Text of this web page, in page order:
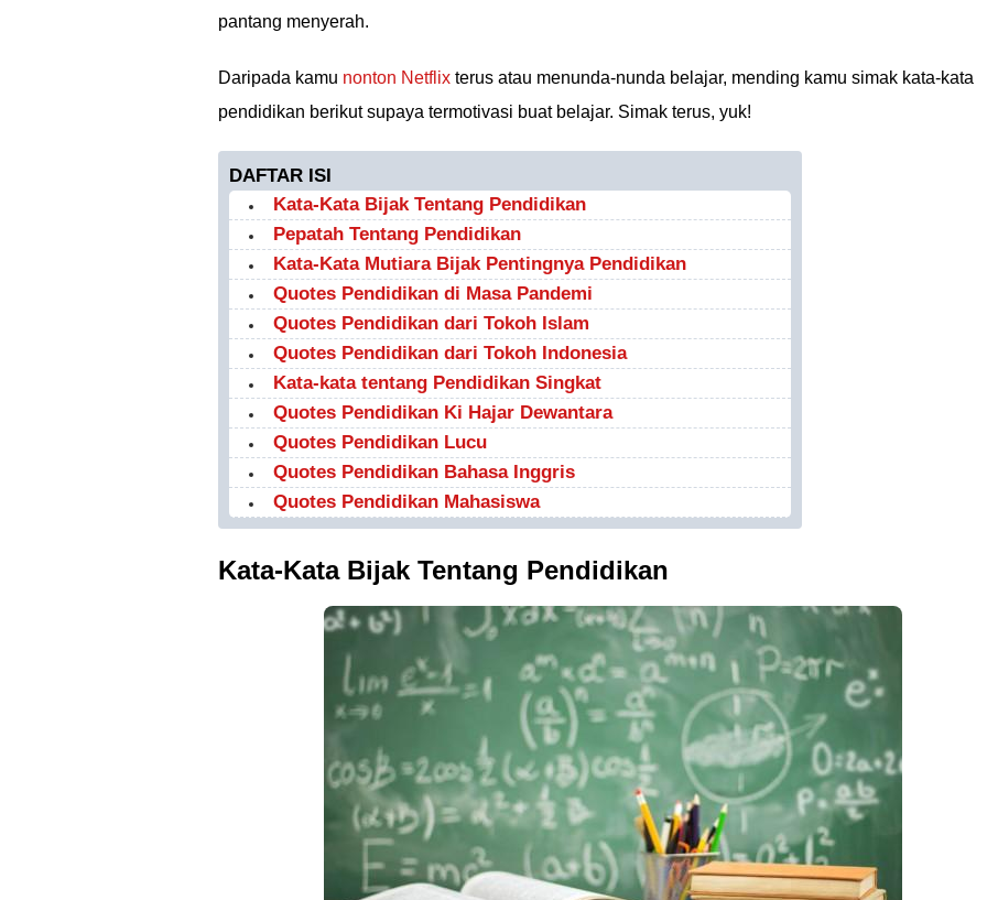
pantang menyerah.
Daripada kamu nonton Netflix terus atau menunda-nunda belajar, mending kamu simak kata-kata
pendidikan berikut supaya termotivasi buat belajar. Simak terus, yuk!
DAFTAR ISI
Kata-Kata Bijak Tentang Pendidikan
Pepatah Tentang Pendidikan
Kata-Kata Mutiara Bijak Pentingnya Pendidikan
Quotes Pendidikan di Masa Pandemi
Quotes Pendidikan dari Tokoh Islam
Quotes Pendidikan dari Tokoh Indonesia
Kata-kata tentang Pendidikan Singkat
Quotes Pendidikan Ki Hajar Dewantara
Quotes Pendidikan Lucu
Quotes Pendidikan Bahasa Inggris
Quotes Pendidikan Mahasiswa
Kata-Kata Bijak Tentang Pendidikan